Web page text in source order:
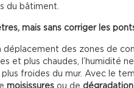
du bâtiment.
mais sans corriger les
déplacement des zones de
et plus chaudes, l’humidité
froides du mur. Avec le
moisissures ou de